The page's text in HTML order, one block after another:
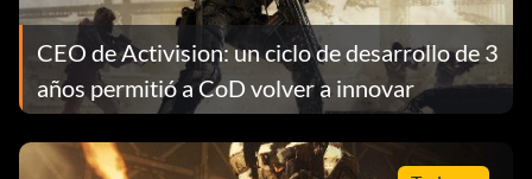
CEO de Activision: un ciclo de desarrollo de 3
años permitió a CoD volver a innovar